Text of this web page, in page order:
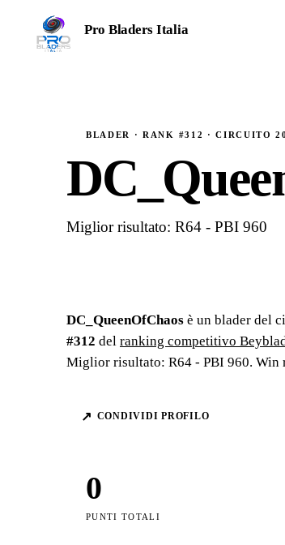
Pro Bladers Italia
BLADER · RANK #312 · CIRCUITO
Miglior risultato: R64 - PBI 960
DC_QueenOfChaos è un blader del
#312 del ranking competitivo
Miglior risultato: R64 - PBI 960. Win
↗ CONDIVIDI PROFILO
0
PUNTI TOTALI